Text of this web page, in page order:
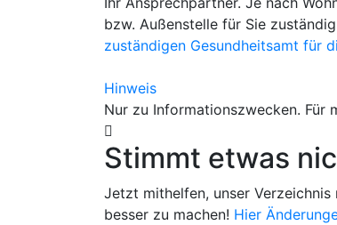
bzw. Außenstelle für Sie
zuständigen Gesundheitsamt für
Hinweis
Nur zu Informationszwecken. Für
Stimmt etwas
Jetzt mithelfen, unser Verzeichnis
besser zu machen! Hier